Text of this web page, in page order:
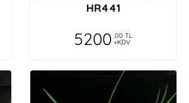
HR441
5200 ,00 TL
+KDV